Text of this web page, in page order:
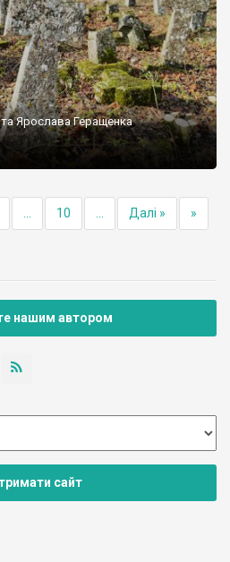
Ярослава Геращенка
10 Далі » »
нашим автором
сайт